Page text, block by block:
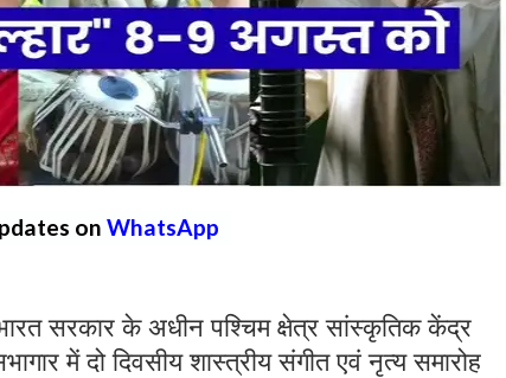
on WhatsApp
सरकार के अधीन पश्चिम क्षेत्र सांस्कृतिक केंद्र
में दो दिवसीय शास्त्रीय संगीत एवं नृत्य समारोह